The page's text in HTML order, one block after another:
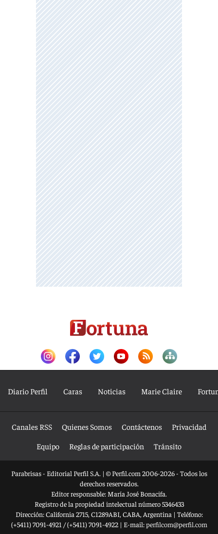
Diario Perfil Caras Noticias Marie Claire
Canales RSS Quienes Somos Contáctenos
Privacidad
Equipo
Reglas de participación Tránsito
Parabrisas - Editorial Perfil S.A. | © Perfil.com 2006-2026 - Todos los
derechos reservados.
Editor responsable: María José Bonacifa.
Registro de la propiedad intelectual número 5346433
Dirección:California 2715, C1289ABI, CABA, Argentina | Teléfono:
(+5411) 7091-4921 /(+5411) 7091-4922| E-mail:perfilcom@perfil.com